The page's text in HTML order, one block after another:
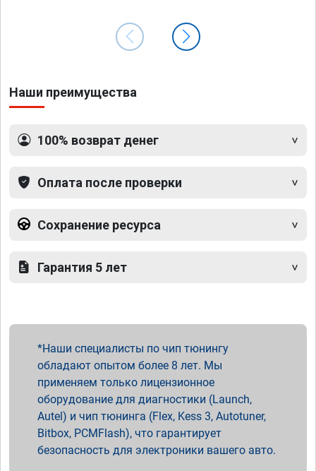
Наши преимущества
100% возврат денег
Оплата после проверки
Сохранение ресурса
Гарантия 5 лет
Наши специалисты по чип тюнингу
обладают опытом более 8 лет. Мы
применяем только лицензионное
оборудование для диагностики (Launch,
Autel) и чип тюнинга (Flex, Kess 3, Autotuner,
Bitbox, PCMFlash), что гарантирует
безопасность для электроники вашего авто.